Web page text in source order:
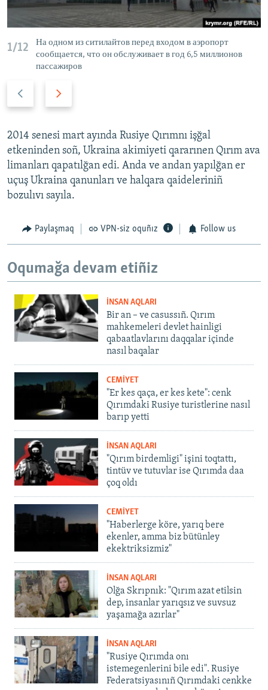
1/12
На одном из ситилайтов перед входом в аэропорт
сообщается, что он обслуживает в год 6,5 миллионов
пассажиров
v
i
o
u
s
e
t
s
l
i
d
2014 senesi mart ayında Rusiye Qırımnı işğal
etkeninden soñ, Ukraina akimiyeti qararınen Qırım ava
limanları qapatılğan edi. Anda ve andan yapılğan er
uçuş Ukraina qanunları ve halqara qaideleriniñ
bozulıvı sayıla.
Paylaşmaq VPN-siz oquñız Follow us
Oqumağa devam etiñiz
İNSAN AQLARI
Bir an – ve casussıñ. Qırım
mahkemeleri devlet hainligi
qabaatlavlarını daqqalar içinde
nasıl baqalar
CEMİYET
"Er kes qaça, er kes kete": cenk
Qırımdaki Rusiye turistlerine nasıl
barıp yetti
İNSAN AQLARI
"Qırım birdemligi" işini toqtattı,
tintüv ve tutuvlar ise Qırımda daa
çoq oldı
CEMİYET
"Haberlerge köre, yarıq bere
ekenler, amma biz bütünley
ekektriksizmiz"
İNSAN AQLARI
Olğa Skrıpnık: "Qırım azat etilsin
dep, insanlar yarıqsız ve suvsuz
yaşamağa azırlar"
İNSAN AQLARI
"Rusiye Qırımda onı
istemegenlerini bile edi". Rusiye
Federatsiyasınıñ Qırımdaki cenkke